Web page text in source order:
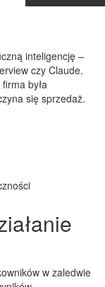
inteligencję –
czy Claude.
była
się sprzedaż.
w zaledwie